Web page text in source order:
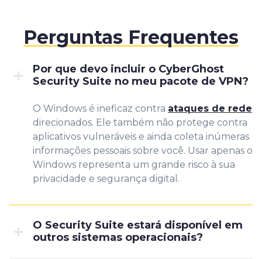
Perguntas Frequentes
Por que devo incluir o CyberGhost
Security Suite no meu pacote de VPN?
O Windows é ineficaz contra ataques de rede
direcionados. Ele também não protege contra
aplicativos vulneráveis e ainda coleta inúmeras
informações pessoais sobre você. Usar apenas o
Windows representa um grande risco à sua
privacidade e segurança digital.
O Security Suite estará disponível em
outros sistemas operacionais?